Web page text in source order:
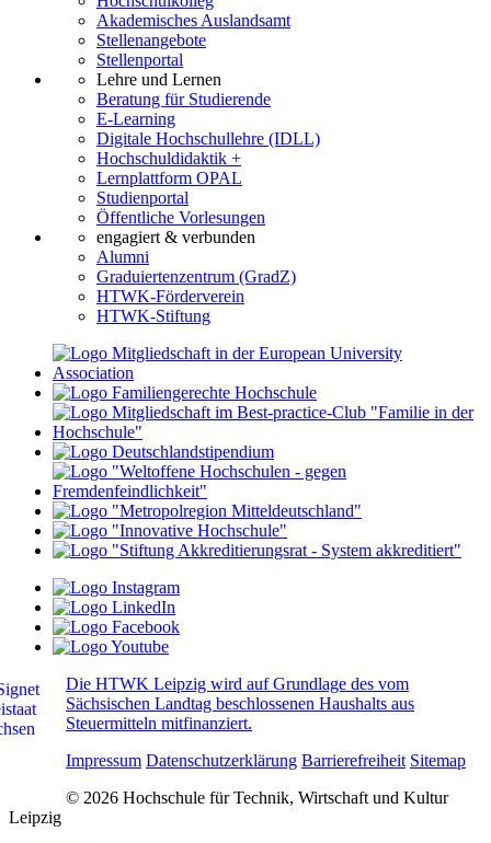
Akademisches Auslandsamt
Stellenangebote
Stellenportal
Lehre und Lernen
Beratung für Studierende
E-Learning
Digitale Hochschullehre (IDLL)
Hochschuldidaktik +
Lernplattform OPAL
Studienportal
Öffentliche Vorlesungen
engagiert & verbunden
Alumni
Graduiertenzentrum (GradZ)
HTWK-Förderverein
HTWK-Stiftung
Die HTWK Leipzig wird auf Grundlage des vom
Sächsischen Landtag beschlossenen Haushalts aus
Steuermitteln mitfinanziert.
Impressum Datenschutzerklärung Barrierefreiheit Sitemap
© 2026 Hochschule für Technik, Wirtschaft und Kultur
Leipzig